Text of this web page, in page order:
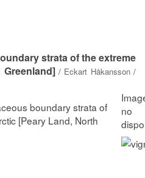
strata of the extreme
/ Eckart Håkansson/
boundary strata of
[Peary Land, North